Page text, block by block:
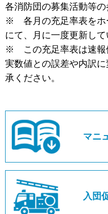
各消防団の募集活動等の
※ 各月の充足率表をホ
にて、月に一度更新して
※ この充足率表は速報
実数値との誤差や内訳
承ください。
マニ
入団